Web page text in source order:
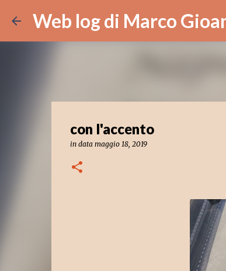
Web log di Marco
con l'accento
in data maggio 18, 2019